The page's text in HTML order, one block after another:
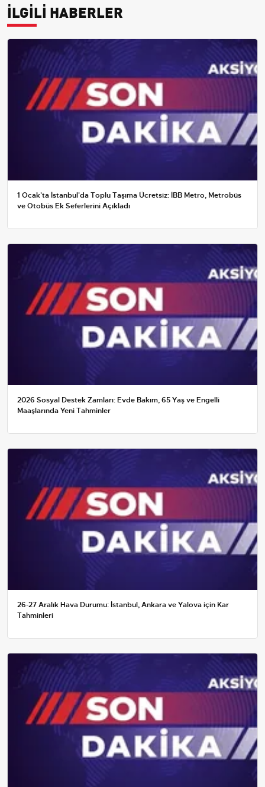
İLGİLİ HABERLER
1 Ocak'ta İstanbul'da Toplu Taşıma Ücretsiz: İBB Metro, Metrobüs
ve Otobüs Ek Seferlerini Açıkladı
2026 Sosyal Destek Zamları: Evde Bakım, 65 Yaş ve Engelli
Maaşlarında Yeni Tahminler
26-27 Aralık Hava Durumu: İstanbul, Ankara ve Yalova için Kar
Tahminleri